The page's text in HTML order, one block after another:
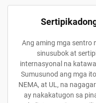
Ang aming mga sentro
sinusubok at
internasyonal na
Sumusunod ang mga
NEMA, at UL, na
ay nakakatugon sa